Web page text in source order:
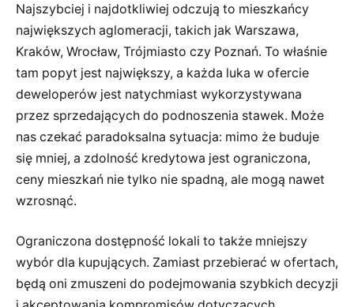
Najszybciej i najdotkliwiej odczują to mieszkańcy
największych aglomeracji, takich jak Warszawa,
Kraków, Wrocław, Trójmiasto czy Poznań. To właśnie
tam popyt jest największy, a każda luka w ofercie
deweloperów jest natychmiast wykorzystywana
przez sprzedających do podnoszenia stawek. Może
nas czekać paradoksalna sytuacja: mimo że buduje
się mniej, a zdolność kredytowa jest ograniczona,
ceny mieszkań nie tylko nie spadną, ale mogą nawet
wzrosnąć.
Ograniczona dostępność lokali to także mniejszy
wybór dla kupujących. Zamiast przebierać w ofertach,
będą oni zmuszeni do podejmowania szybkich decyzji